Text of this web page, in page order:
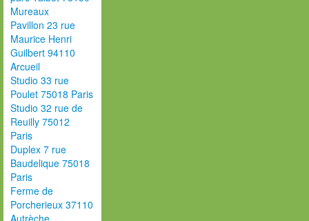
Mureaux
Pavillon 23 rue
Maurice Henri
Guilbert 94110
Arcueil
Studio 33 rue
Poulet 75018 Paris
Studio 32 rue de
Reuilly 75012
Paris
Duplex 7 rue
Baudelique 75018
Paris
Ferme de
Porcherieux 37110
Autrèche